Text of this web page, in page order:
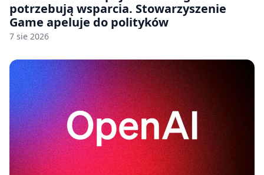
potrzebują wsparcia. Stowarzyszenie
Game apeluje do polityków
7 sie 2026